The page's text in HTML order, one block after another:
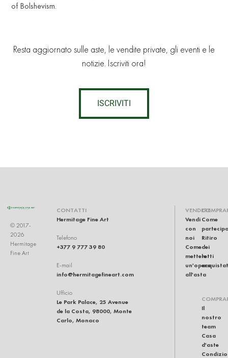
of Bolshevism.
Resta aggiornato sulle aste, le vendite private, gli eventi e le
notizie. Iscriviti ora!
ISCRIVITI
© 2017-
2026
Hermitage
Fine Art
CONTATTI
Hermitage Fine Art
Telefono
+377 9 777 39 80
E-mail
info@hermitagefineart.com
Ufficio
Le Park Palace, 25 Avenue
de la Costa, 98000, Monte
Carlo, Monaco
VENDERE
Vendi
con
noi
Come
mettere
un'opera
all'asta
Come
Ritiro
dei
lotti
Il
nostro
team
Casa
d'aste